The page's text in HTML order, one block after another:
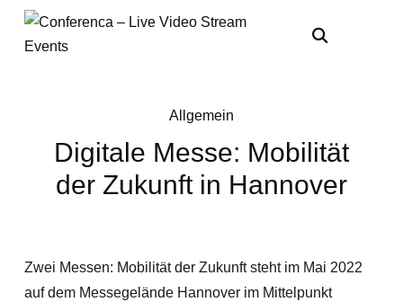
Allgemein
Digitale Messe: Mobilität
der Zukunft in Hannover
Zwei Messen: Mobilität der Zukunft steht im Mai 2022
auf dem Messegelände Hannover im Mittelpunkt